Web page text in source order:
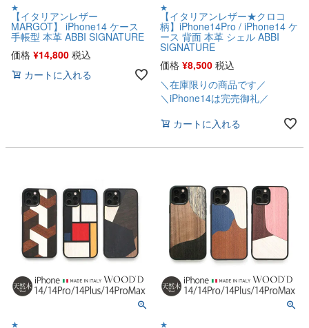
★
【イタリアンレザー
MARGOT】 iPhone14 ケース
手帳型 本革 ABBI SIGNATURE
価格 ¥14,800 税込
カートに入れる
★
【イタリアンレザー★クロコ
柄】iPhone14Pro / iPhone14 ケ
ース 背面 本革 シェル ABBI
SIGNATURE
価格 ¥8,500 税込
＼在庫限りの商品です／
＼iPhone14は完売御礼／
カートに入れる
★ ★